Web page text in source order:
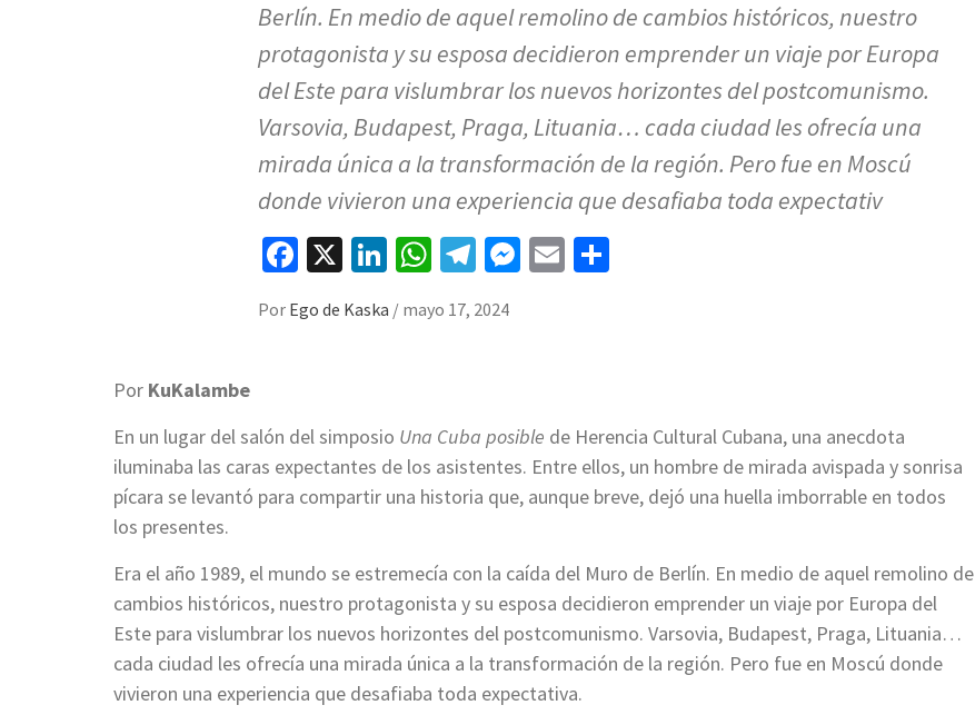
Berlín. En medio de aquel remolino de cambios históricos, nuestro
protagonista y su esposa decidieron emprender un viaje por Europa
del Este para vislumbrar los nuevos horizontes del postcomunismo.
Varsovia, Budapest, Praga, Lituania… cada ciudad les ofrecía una
mirada única a la transformación de la región. Pero fue en Moscú
donde vivieron una experiencia que desafiaba toda expectativ
Facebook
X LinkedIn
WhatsApp
Telegram
Messenger
Email
Por Ego de Kaska / mayo 17, 2024
Por KuKalambe
En un lugar del salón del simposio Una Cuba posible de Herencia Cultural Cubana, una anecdota
iluminaba las caras expectantes de los asistentes. Entre ellos, un hombre de mirada avispada y sonrisa
pícara se levantó para compartir una historia que, aunque breve, dejó una huella imborrable en todos
los presentes.
Era el año 1989, el mundo se estremecía con la caída del Muro de Berlín. En medio de aquel remolino de
cambios históricos, nuestro protagonista y su esposa decidieron emprender un viaje por Europa del
Este para vislumbrar los nuevos horizontes del postcomunismo. Varsovia, Budapest, Praga, Lituania…
cada ciudad les ofrecía una mirada única a la transformación de la región. Pero fue en Moscú donde
vivieron una experiencia que desafiaba toda expectativa.